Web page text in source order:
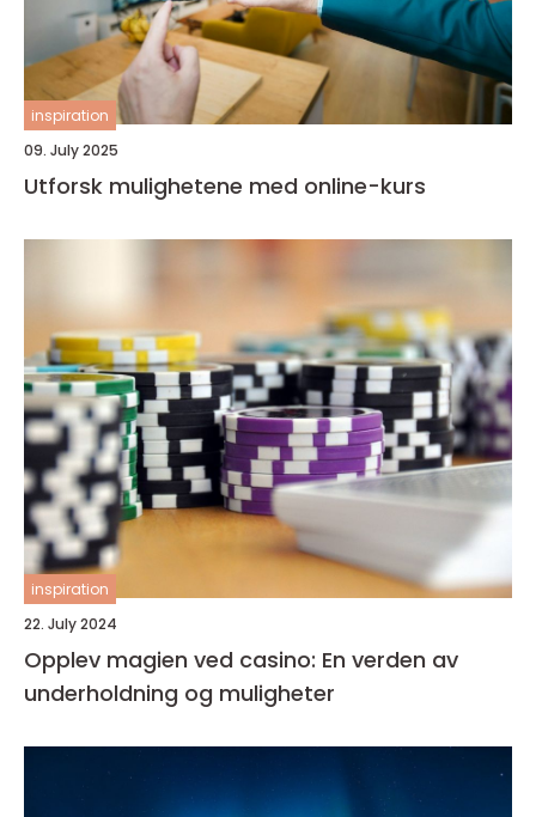
inspiration
09. July 2025
Utforsk mulighetene med online-kurs
inspiration
22. July 2024
Opplev magien ved casino: En verden av
underholdning og muligheter